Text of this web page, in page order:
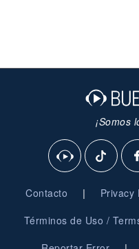
¡Somos
Contacto | Privacy
Términos de Uso /